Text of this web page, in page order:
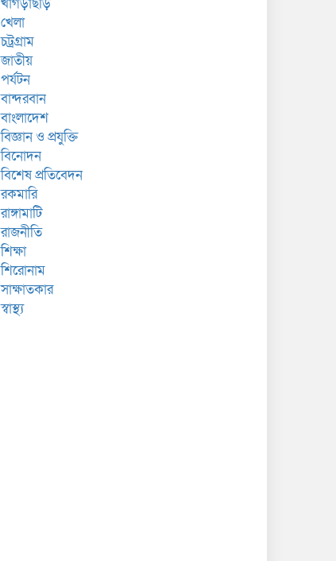
খাগড়াছড়ি
খেলা
চট্রগ্রাম
জাতীয়
পর্যটন
বান্দরবান
বাংলাদেশ
বিজ্ঞান ও প্রযুক্তি
বিনোদন
বিশেষ প্রতিবেদন
রকমারি
রাঙ্গামাটি
রাজনীতি
শিক্ষা
শিরোনাম
সাক্ষাতকার
স্বাস্থ্য